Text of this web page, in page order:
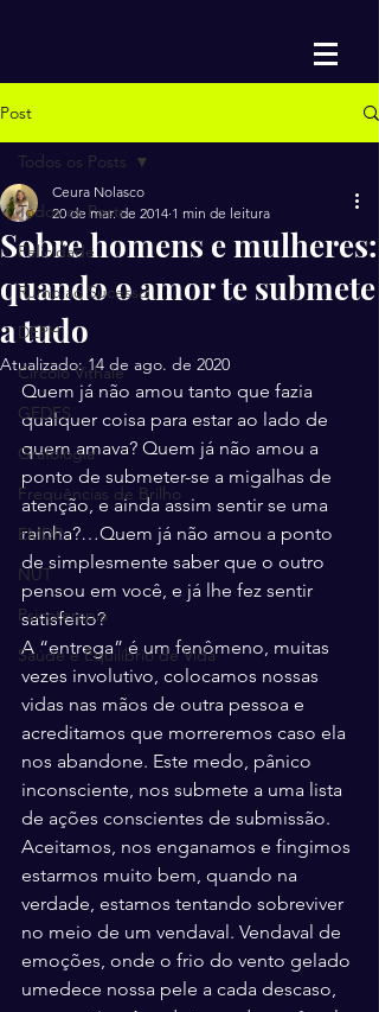
Post
Todos os Posts
Felicidade
Rumo ao Sucesso
DEPH
Circolo Vithale
GEDES
Grafologia
Frequências de Brilho
EMDR
NUT
Psicoterapia
Saúde e Equilíbrio de Vida
Todos os Posts
Sobre homens e mulheres:
quando o amor te submete
a tudo
Ceura Nolasco
20 de mar. de 2014 1 min de leitura
Atualizado:14 de ago. de 2020
Quem já não amou tanto que fazia
qualquer coisa para estar ao lado de
quem amava? Quem já não amou a
ponto de submeter-se a migalhas de
atenção, e ainda assim sentir se uma
rainha?…Quem já não amou a ponto
de simplesmente saber que o outro
pensou em você, e já lhe fez sentir
satisfeito?
A “entrega” é um fenômeno, muitas
vezes involutivo, colocamos nossas
vidas nas mãos de outra pessoa e
acreditamos que morreremos caso ela
nos abandone. Este medo, pânico
inconsciente, nos submete a uma lista
de ações conscientes de submissão.
Aceitamos, nos enganamos e fingimos
estarmos muito bem, quando na
verdade, estamos tentando sobreviver
no meio de um vendaval. Vendaval de
emoções, onde o frio do vento gelado
umedece nossa pele a cada descaso,